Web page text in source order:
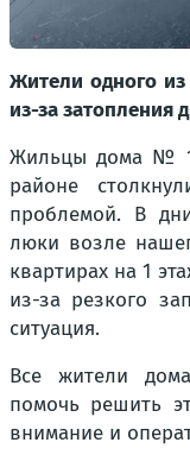
Жители одного
из-за затопления
Жильцы дома №
районе
проблемой. В
люки возле
квартирах на 1
из-за резкого
ситуация.
Все жители
помочь решить
внимание и